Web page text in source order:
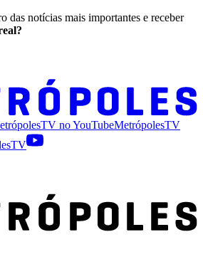
das notícias mais importantes e receber
noYouTubeMetrópolesTV